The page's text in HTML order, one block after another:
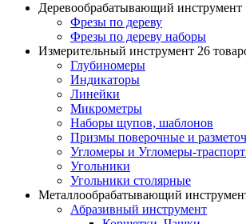
Деревообрабатывающий инструмент
Фрезы по дереву
Фрезы по дереву наборы
Измерительный инструмент 26
Глубиномеры
Индикаторы
Линейки
Микрометры
Наборы щупов, шаблонов
Призмы поверочные и
Угломеры и Угломеры-
Угольники
Угольники столярные
Металлообрабатывающий
Абразивный инструмент